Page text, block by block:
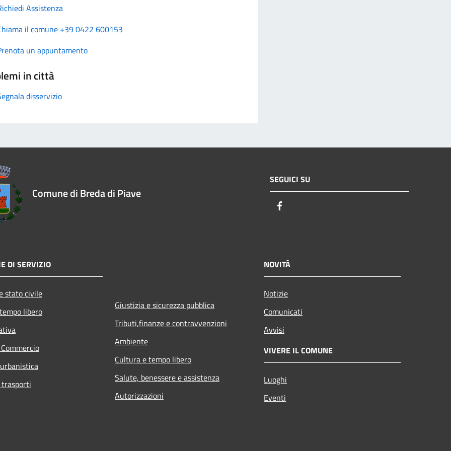
Assistenza
il comune +39 0422 600153
un appuntamento
in città
disservizio
Comune di Breda di Piave
SEGUICI SU
DI SERVIZIO
stato civile
libero
Giustizia e sicurezza pubblica
Tributi,finanze e contravvenzioni
Ambiente
Cultura e tempo libero
Salute, benessere e assistenza
Autorizzazioni
NOVITÀ
Notizie
Comunicati
Avvisi
VIVERE IL COMUNE
Luoghi
Eventi